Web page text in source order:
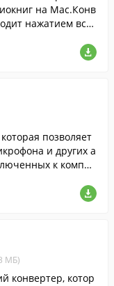
на Mac.Конв
нажатием всег
позволяет
и других а
к компь
МБ)
конвертер, котор